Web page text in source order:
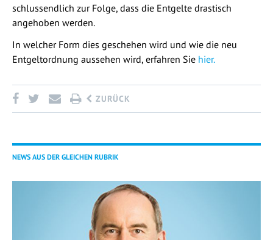
schlussendlich zur Folge, dass die Entgelte drastisch
angehoben werden.
In welcher Form dies geschehen wird und wie die neu
Entgeltordnung aussehen wird, erfahren Sie hier.
ZURÜCK
NEWS AUS DER GLEICHEN RUBRIK